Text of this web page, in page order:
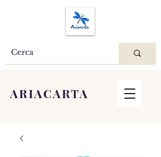
ARIACARTA